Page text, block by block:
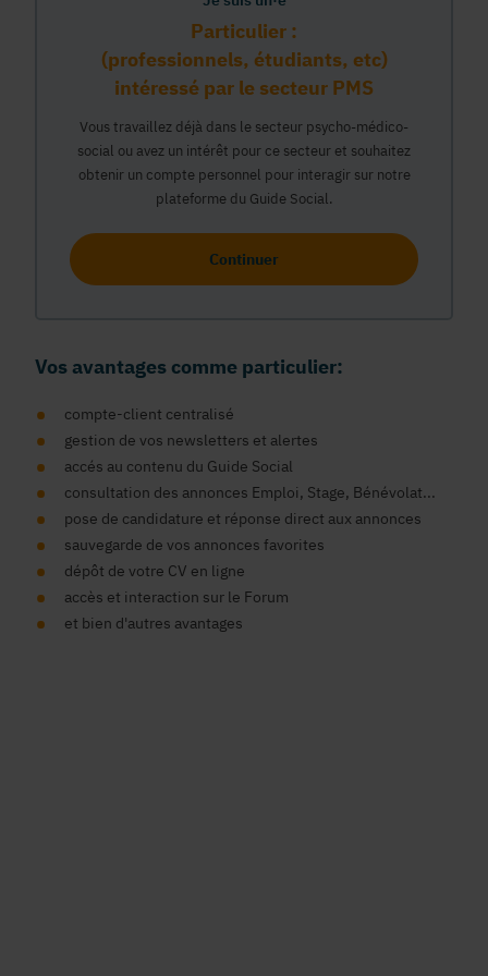
Particulier :
(professionnels, étudiants, etc)
intéressé par le secteur PMS
Vous travaillez déjà dans le secteur psycho-médico-
social ou avez un intérêt pour ce secteur et souhaitez
obtenir un compte personnel pour interagir sur notre
plateforme du Guide Social.
Continuer
Vos avantages comme particulier:
compte-client centralisé
gestion de vos newsletters et alertes
accés au contenu du Guide Social
consultation des annonces Emploi, Stage, Bénévolat...
pose de candidature et réponse direct aux annonces
sauvegarde de vos annonces favorites
dépôt de votre CV en ligne
accès et interaction sur le Forum
et bien d'autres avantages